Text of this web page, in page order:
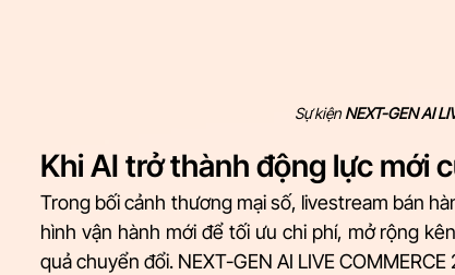
Sự kiện NEXT-GEN AI
Khi AI trở thành động lực mới
Trong bối cảnh thương mại số, livestream bán
hình vận hành mới để tối ưu chi phí, mở rộng
quả chuyển đổi. NEXT-GEN AI LIVE